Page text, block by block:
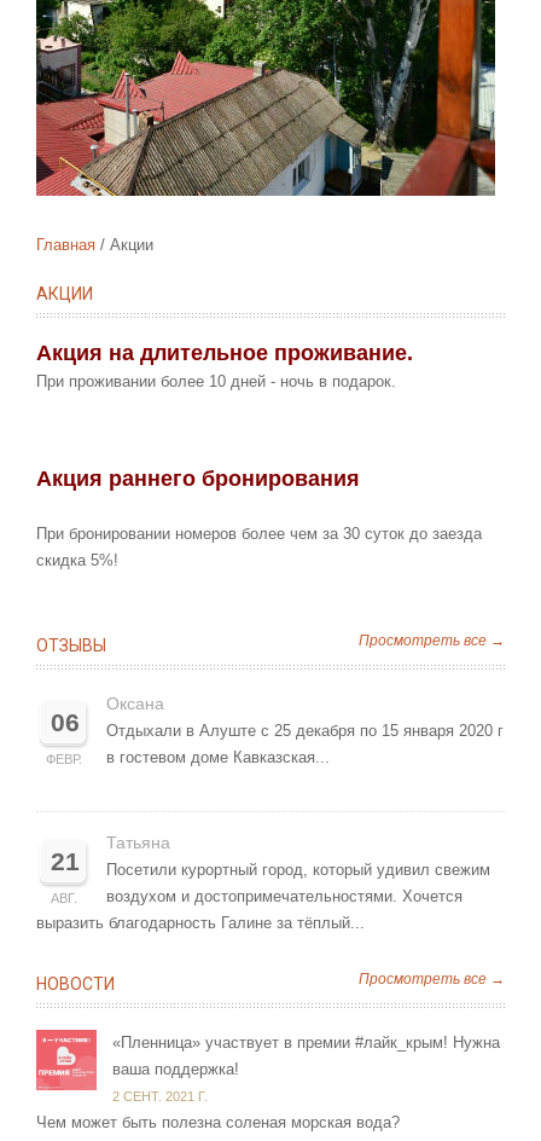
Главная Акции
АКЦИИ
Акция на длительное проживание.
При проживании более 10 дней - ночь в подарок.
Акция раннего бронирования
При бронировании номеров более чем за 30 суток до заезда
скидка 5%!
ОТЗЫВЫ Просмотреть все →
06
ФЕВР.
Оксана
Отдыхали в Алуште с 25 декабря по 15 января 2020 г
в гостевом доме Кавказская...
21
АВГ.
Татьяна
Посетили курортный город, который удивил свежим
воздухом и достопримечательностями. Хочется
выразить благодарность Галине за тёплый...
НОВОСТИ Просмотреть все →
«Пленница» участвует в премии #лайк_крым! Нужна
ваша поддержка!
2 СЕНТ. 2021 Г.
Чем может быть полезна соленая морская вода?